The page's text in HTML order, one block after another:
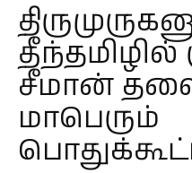
தீந்தமிழில்
சீமான்
மாபெரும்